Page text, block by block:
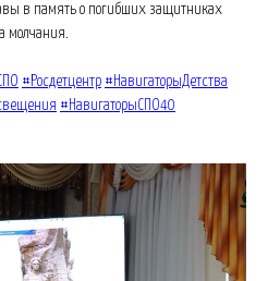
в память о погибших защитниках
молчания.
#Росдетцентр #НавигаторыДетства
#НавигаторыСПО40